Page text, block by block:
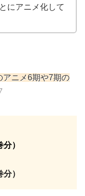
にアニメ化して
アニメ6期や7期の
）
）